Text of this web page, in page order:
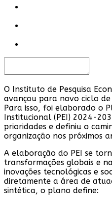
O Instituto de Pesquisa
avançou para novo ciclo
Para isso, foi elaborado o
Institucional (PEI) 2024-
prioridades e definiu o
organização nos próximos
A elaboração do PEI se
transformações globais e
inovações tecnológicas e
diretamente a área de
sintética, o plano define: